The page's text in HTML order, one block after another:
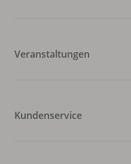
Veranstaltungen
Kundenservice